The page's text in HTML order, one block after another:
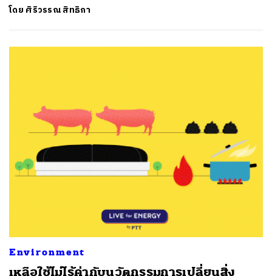
โดย ศิริวรรณ สิทธิกา
Environment
เหลือใช้ไม่ไร้ค่ากับนวัตกรรมการเปลี่ยนสิ่ง
ค้นหา